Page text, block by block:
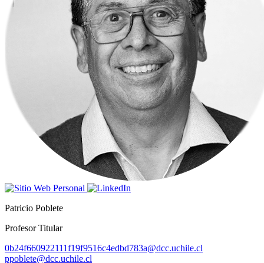
Patricio Poblete
Profesor Titular
0b24f660922111f19f9516c4edbd783a@dcc.uchile.cl
ppoblete@dcc.uchile.cl